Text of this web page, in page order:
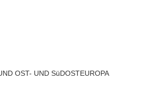
OST- UND SüDOSTEUROPA